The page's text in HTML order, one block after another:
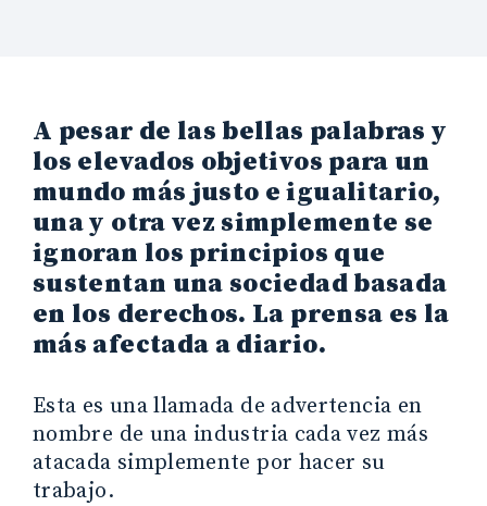
A pesar de las bellas palabras y
los elevados objetivos para un
mundo más justo e igualitario,
una y otra vez simplemente se
ignoran los principios que
sustentan una sociedad basada
en los derechos. La prensa es la
más afectada a diario.
Esta es una llamada de advertencia en
nombre de una industria cada vez más
atacada simplemente por hacer su
trabajo.